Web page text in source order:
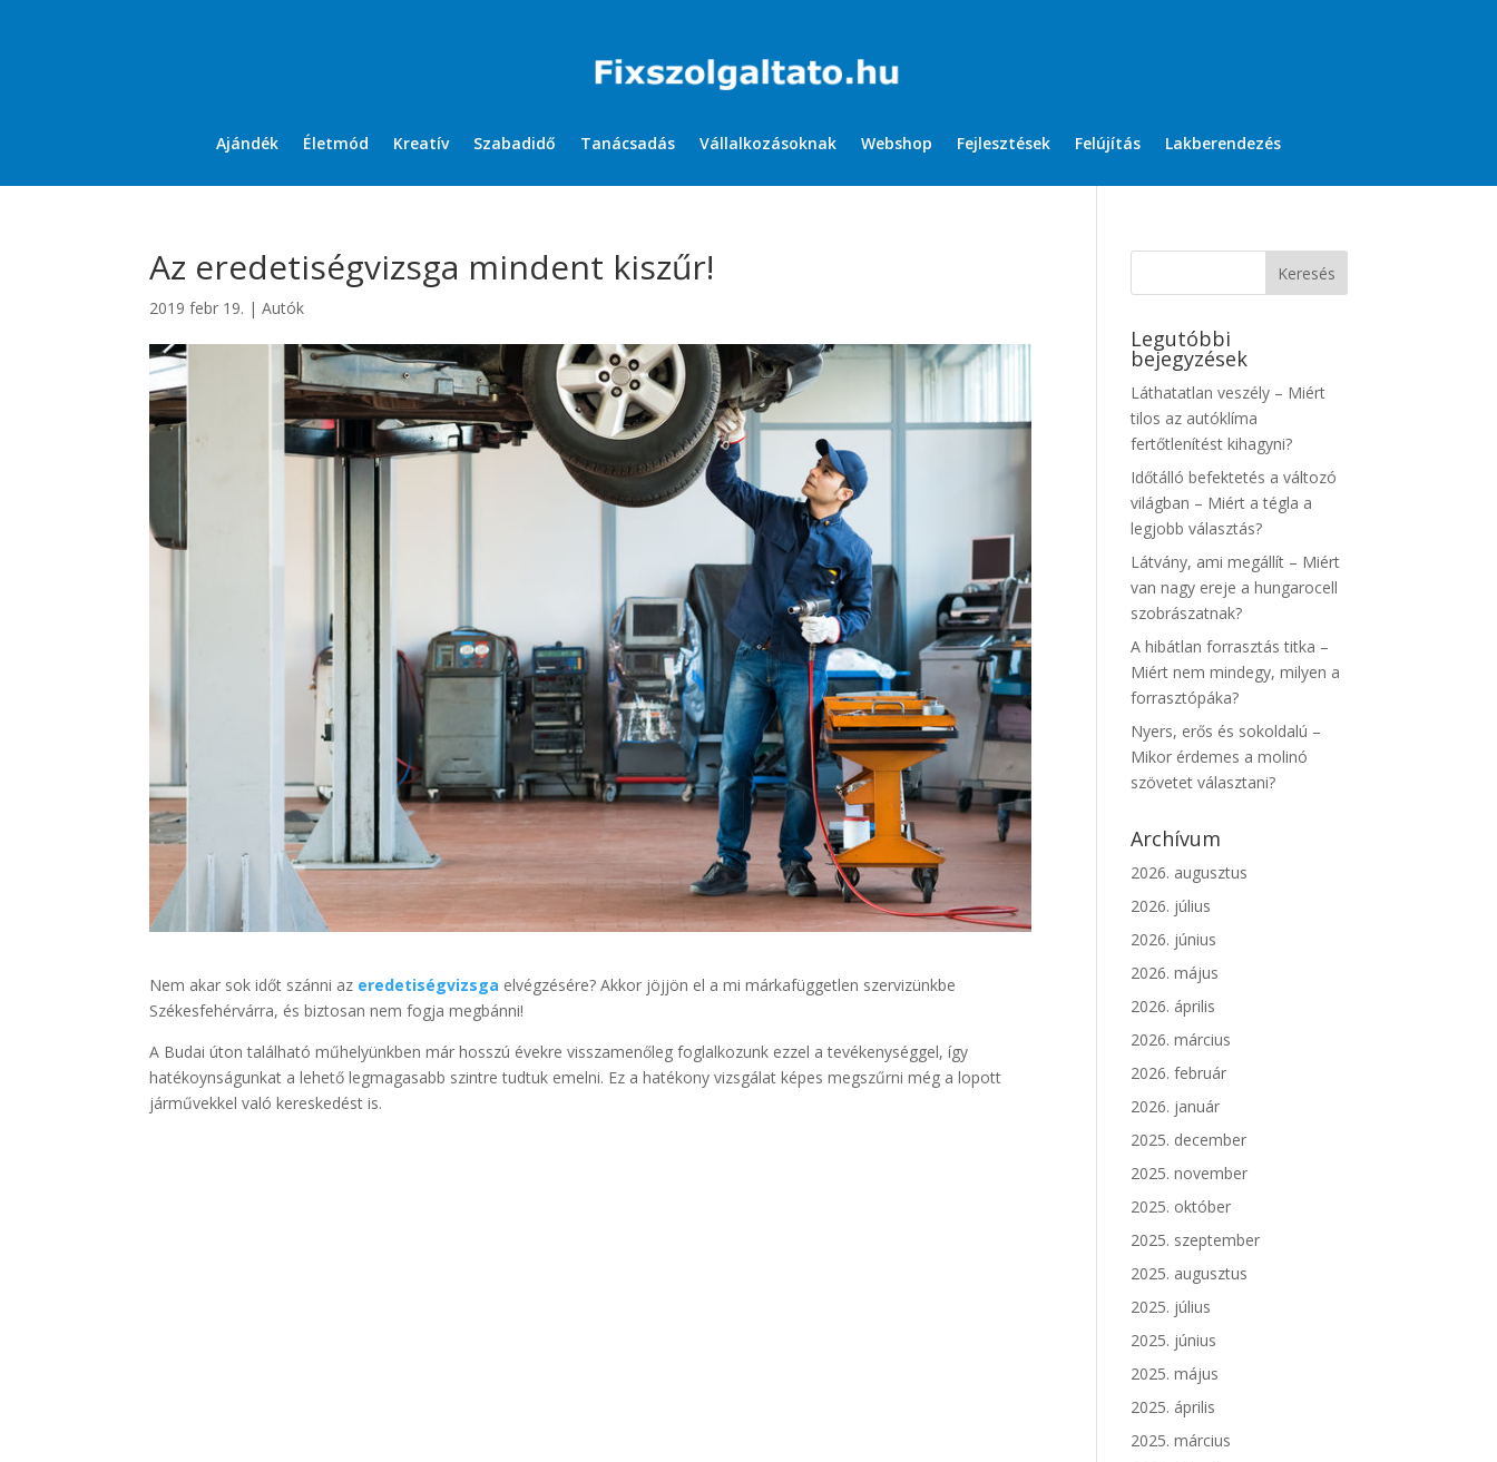
Ajándék Életmód Kreatív Szabadidő Tanácsadás Vállalkozásoknak Webshop Fejlesztések Felújítás Lakberendezés
Az eredetiségvizsga mindent kiszűr!
2019 febr 19. |Autók
Nem akar sok időt szánni az eredetiségvizsga elvégzésére? Akkor jöjjön el a mi márkafüggetlen szervizünkbe
Székesfehérvárra, és biztosan nem fogja megbánni!
A Budai úton található műhelyünkben már hosszú évekre visszamenőleg foglalkozunk ezzel a tevékenységgel, így
hatékoynságunkat a lehető legmagasabb szintre tudtuk emelni. Ez a hatékony vizsgálat képes megszűrni még a lopott
járművekkel való kereskedést is.
Legutóbbi
bejegyzések
Láthatatlan veszély – Miért
tilos az autóklíma
fertőtlenítést kihagyni?
Időtálló befektetés a változó
világban – Miért a tégla a
legjobb választás?
Látvány, ami megállít – Miért
van nagy ereje a hungarocell
szobrászatnak?
A hibátlan forrasztás titka –
Miért nem mindegy, milyen a
forrasztópáka?
Nyers, erős és sokoldalú –
Mikor érdemes a molinó
szövetet választani?
Archívum
2026. augusztus
2026. július
2026. június
2026. május
2026. április
2026. március
2026. február
2026. január
2025. december
2025. november
2025. október
2025. szeptember
2025. augusztus
2025. július
2025. június
2025. május
2025. április
2025. március